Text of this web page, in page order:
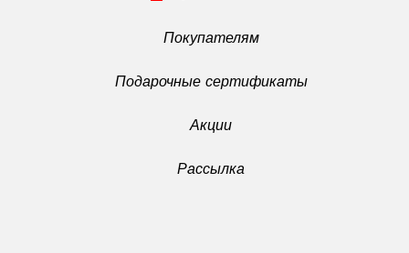
Покупателям
Подарочные сертификаты
Акции
Рассылка